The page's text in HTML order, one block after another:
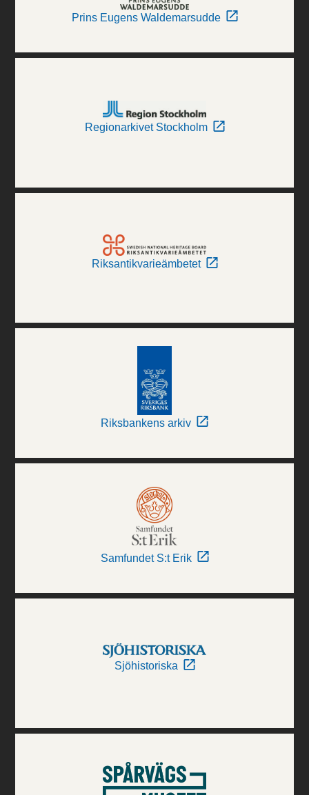
Prins Eugens Waldemarsudde
Regionarkivet Stockholm
Riksantikvarieämbetet
Riksbankens arkiv
Samfundet S:t Erik
Sjöhistoriska